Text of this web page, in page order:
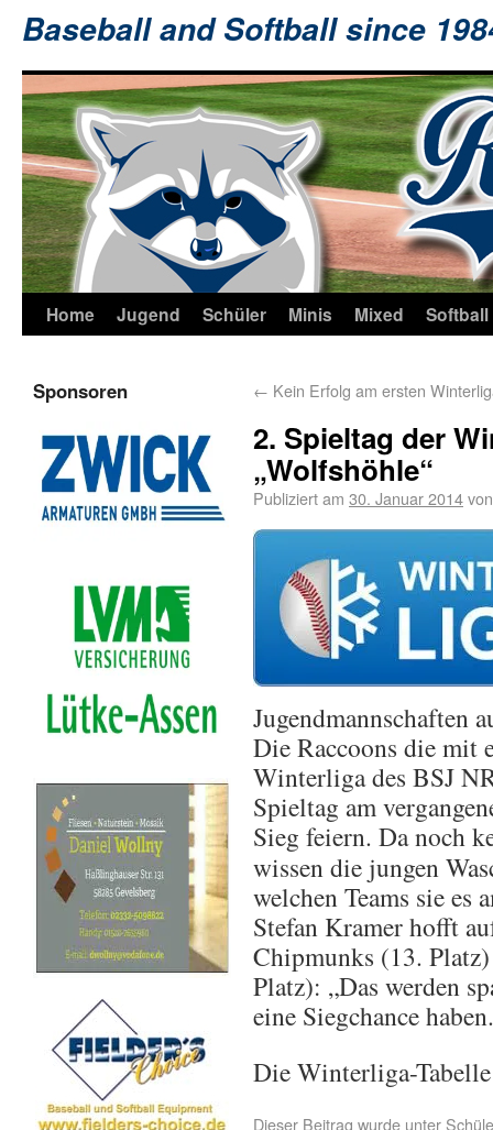
Baseball and Softball since
Home Jugend Schüler Minis Mixed Softball
← Kein Erfolg am ersten
2. Spieltag der
„Wolfshöhle“
Publiziert am 30. Januar 2014von
Jugendmannschaften
Die Raccoons die mit
Winterliga des BSJ
Spieltag am
Sieg feiern. Da noch
wissen die jungen
welchen Teams sie es
Stefan Kramer hofft
Chipmunks (13.
Platz): „Das werden
eine Siegchance
Die Winterliga-
Dieser Beitrag wurde unter
Sponsoren